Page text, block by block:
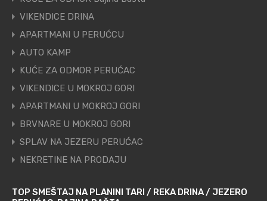
VIKENDICE DRINA
APARTMANI U PERUĆCU
AUTO KAMP
KUĆE ZA ODMOR PERUĆAC
VIKENDICE U MOKROJ GORI
APARTMANI U MOKROJ GORI
BRVNARE U MOKROJ GORI
SPLAV NA JEZERU PERUĆAC
NEKRETINE NA PRODAJU
TOP SMEŠTAJ NA PLANINI TARI / REKA DRINA / JEZERO